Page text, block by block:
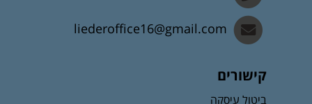
liederoffice16@gmail.com
קישורים
ביטול עיסקה